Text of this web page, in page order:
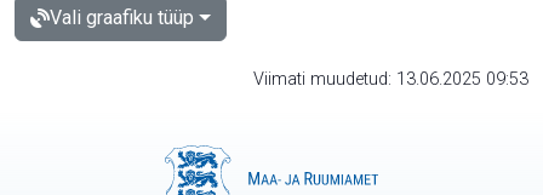
Vali graafiku tüüp
Viimati muudetud: 13.06.2025 09:53